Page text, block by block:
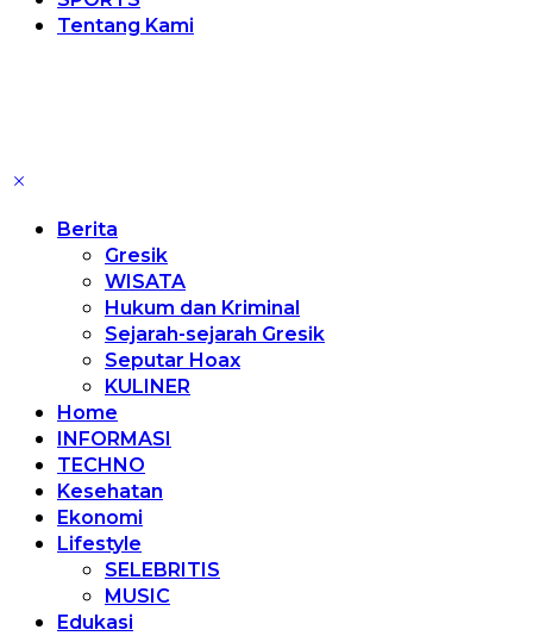
Tentang Kami
Berita
Gresik
WISATA
Hukum dan Kriminal
Sejarah-sejarah Gresik
Seputar Hoax
KULINER
Home
INFORMASI
TECHNO
Kesehatan
Ekonomi
Lifestyle
SELEBRITIS
MUSIC
Edukasi